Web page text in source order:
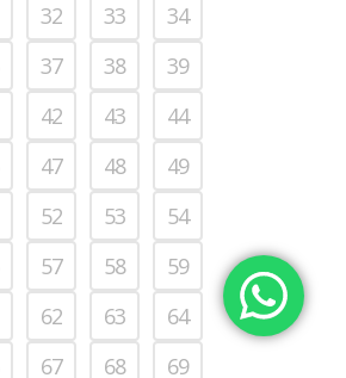
32 33
34
37 38
39
42 43
44
47 48
49
52 53
54
57 58
59
62 63
64
67 68 69